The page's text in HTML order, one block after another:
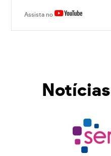
Assista no